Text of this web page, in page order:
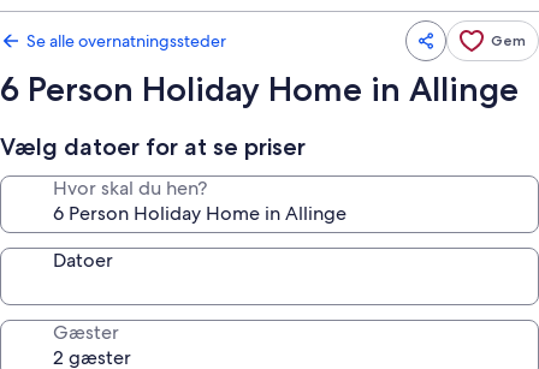
Se alle overnatningssteder Gem
6 Person Holiday Home in Allinge
Vælg datoer for at se priser
Hvor skal du hen?
Datoer
Gæster